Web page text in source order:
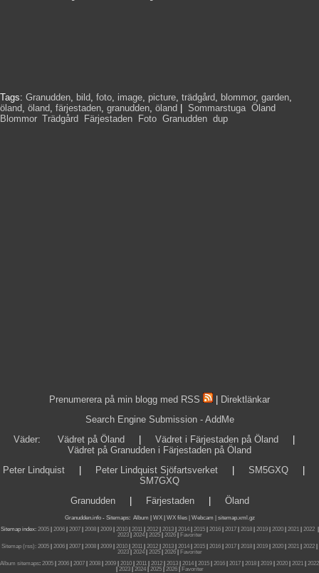
Tags: Granudden, bild, foto, image, picture, trädgård, blommor, garden,
öland, öland, färjestaden, granudden, öland Sommarstuga, Öland
Blommor, Trädgård Färjestaden Foto Granudden dup
Prenumerera på min blogg med RSS
Direktlänkar
Search Engine Submission - AddMe
Väder: Vädret på Öland Vädret i Färjestaden på Öland
Vädret på Granudden i Färjestaden på Öland
Peter Lindquist
Peter Lindquist Sjöfartsverket SM5GXQ
SM7GXQ
Granudden| Färjestaden| Öland
Granudden.info- Sitemaps: Album WX WX files | Webcam |
sitemap.xml.gz
Sitemap index: 2005| 2006| 2007| 2008| 2009| 2010| 2011| 2012| 2013| 2014| 2015| 2016| 2017| 2018| 2019| 2020| 2021| 2022|
2023| 2024| 2025| 2026|
Favoriter
Sitemap (rss): 2005 2006 2007 2008 2009 2010 2011 2012 2013 2014 2015 2016 2017 2018 2019 2020 2021 2022
2023| 2024| 2025| 2026|
Favoriter
Album sitemaps: 2005 2006 2007 2008 2009 2010 2011 2012 2013 2014 2015 2016 2017 2018 2019 2020 2021
2022
2023| 2024| 2025| 2026|
Favoriter